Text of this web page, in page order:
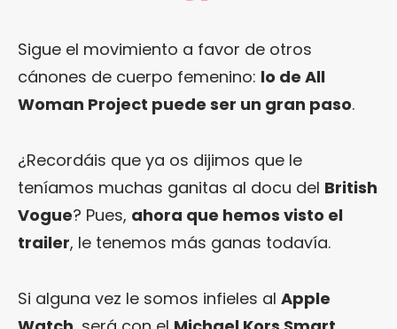
Sigue el movimiento a favor de otros
cánones de cuerpo femenino: lo de All
Woman Project puede ser un gran paso.
¿Recordáis que ya os dijimos que le
teníamos muchas ganitas al docu del British
Vogue? Pues, ahora que hemos visto el
trailer, le tenemos más ganas todavía.
Si alguna vez le somos infieles al Apple